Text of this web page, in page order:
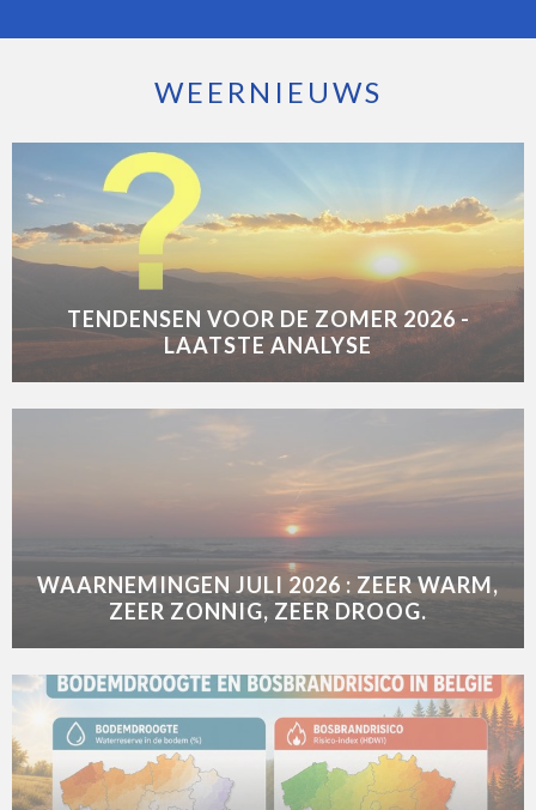
WEERNIEUWS
TENDENSEN VOOR DE ZOMER 2026 -
LAATSTE ANALYSE
WAARNEMINGEN JULI 2026 : ZEER WARM,
ZEER ZONNIG, ZEER DROOG.